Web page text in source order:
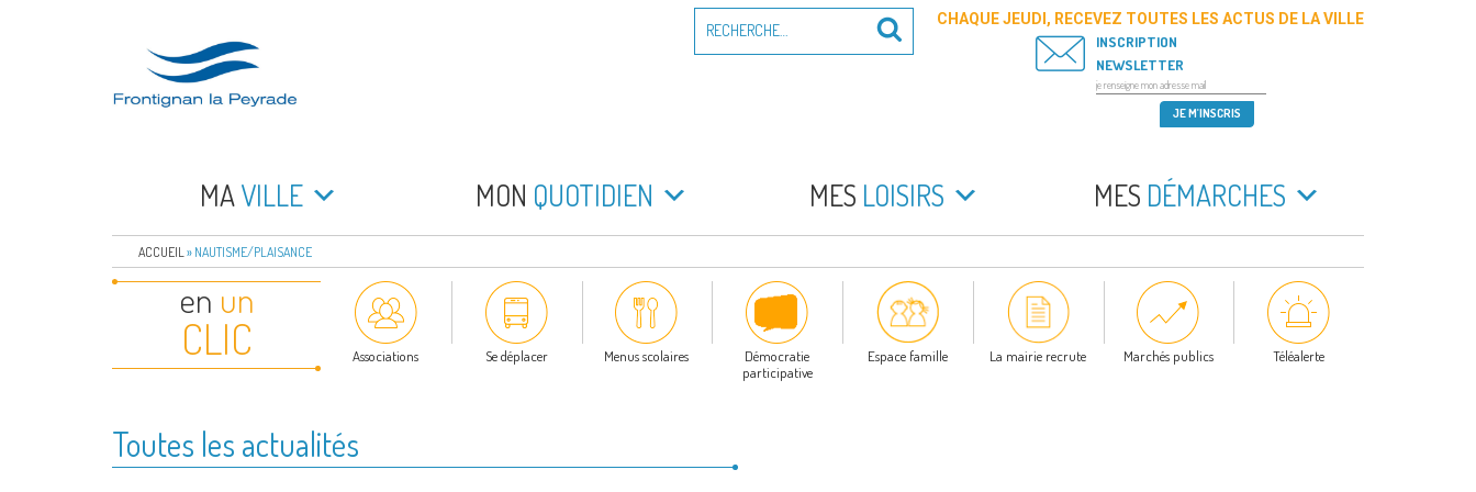
FRONTIGNAN LA PEYRADE
pour
Recherche
CHAQUE JEUDI, RECEVEZ TOUTES LES ACTUS DE LA VILLE
INSCRIPTION
NEWSLETTER
MAVILLE MON QUOTIDIEN MES LOISIRS MES DÉMARCHES
ACCUEIL » NAUTISME/PLAISANCE
en un
CLIC Associations Se déplacer Menus scolaires
Démocratie
participative
Espace famille La mairie recrute Marchés publics Téléalerte
Toutes les actualités